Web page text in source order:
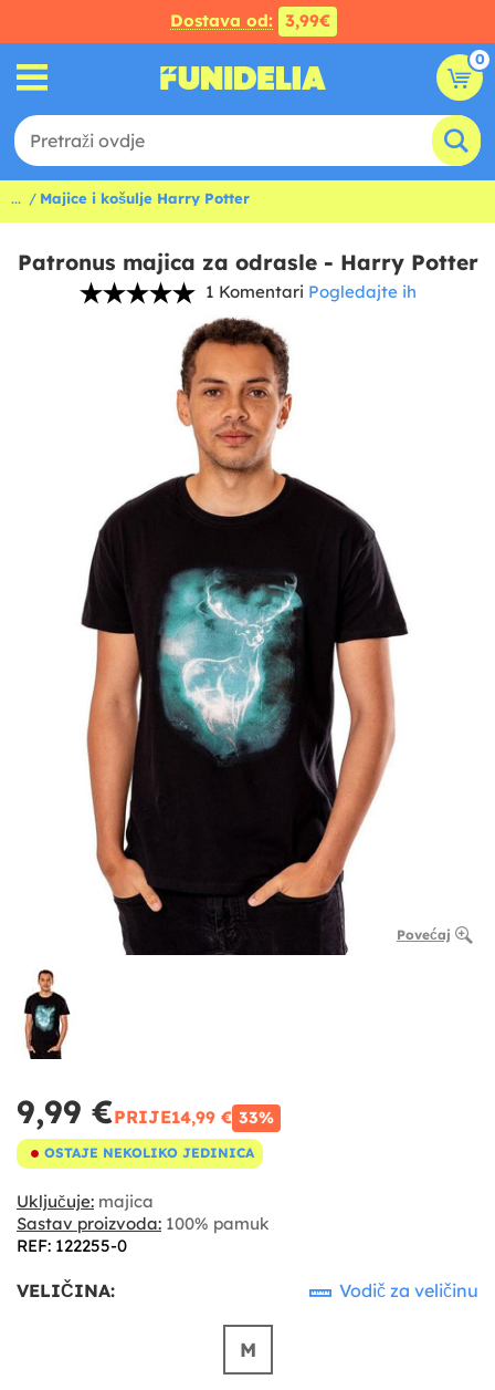
Dostava od: 3,99€
0
... Majice i košulje Harry Potter
Patronus majica za odrasle - Harry Potter
1 Komentari Pogledajte ih
Povećaj
9,99 €PRIJE14,99 € 33%
OSTAJE NEKOLIKO JEDINICA
Uključuje: majica
Sastav proizvoda: 100% pamuk
REF: 122255-0
VELIČINA: Vodič za veličinu
M